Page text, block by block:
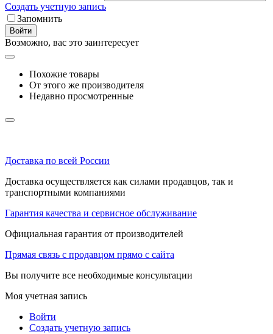
Создать учетную запись
Запомнить
Войти
Возможно, вас это заинтересует
Похожие товары
От этого же производителя
Недавно просмотренные
Доставка по всей России
Доставка осуществляется как силами продавцов, так и
транспортными компаниями
Гарантия качества и сервисное обслуживание
Официальная гарантия от производителей
Прямая связь с продавцом прямо с сайта
Вы получите все необходимые консультации
Моя учетная запись
Войти
Создать учетную запись